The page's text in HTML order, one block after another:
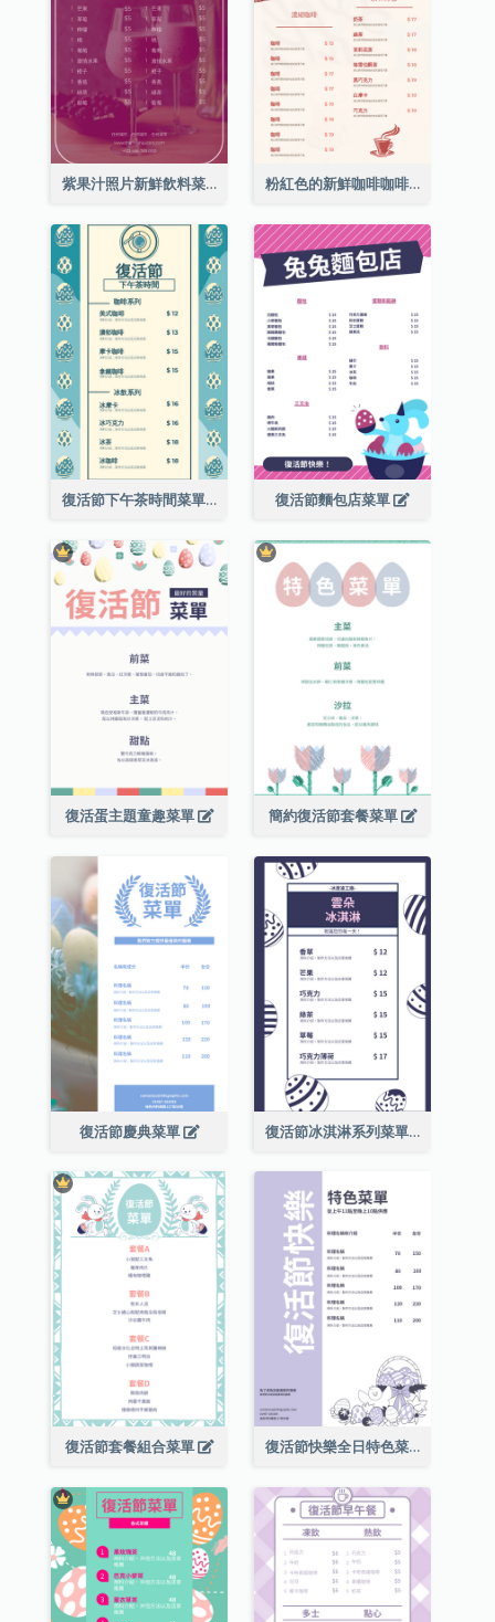
紫果汁照片新鮮飲料菜單 粉紅色的新鮮咖啡咖啡館照片簡單菜單
復活節下午茶時間菜單 復活節麵包店菜單
復活蛋主題童趣菜單 簡約復活節套餐菜單
復活節慶典菜單 復活節冰淇淋系列菜單
復活節套餐組合菜單 復活節快樂全日特色菜單